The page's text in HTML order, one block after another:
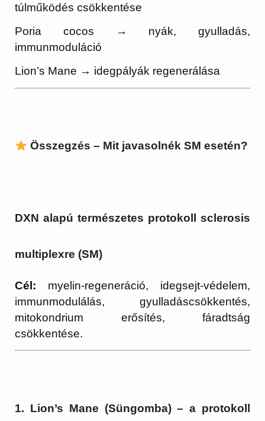
túlműködés csökkentése
Poria cocos → nyák, gyulladás,
immunmoduláció
Lion’s Mane → idegpályák regenerálása
Összegzés – Mit javasolnék SM esetén?
DXN alapú természetes protokoll sclerosis
multiplexre (SM)
Cél: myelin-regeneráció, idegsejt-védelem,
immunmodulálás, gyulladáscsökkentés,
mitokondrium erősítés, fáradtság
csökkentése.
1. Lion’s Mane (Süngomba) – a protokoll